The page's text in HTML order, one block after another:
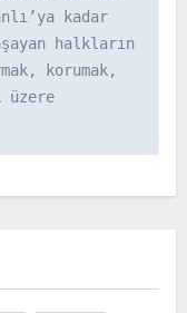
kadar
halkların
korumak,
üzere